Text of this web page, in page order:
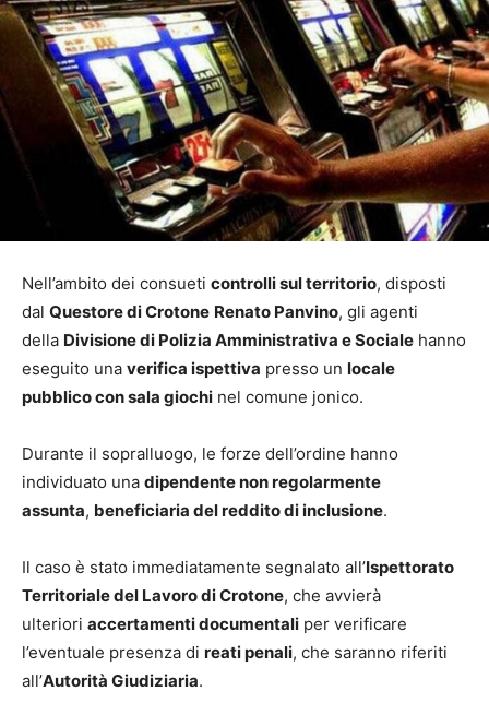
Nell’ambito dei consueti controlli sul territorio, disposti
dal Questore di Crotone Renato Panvino, gli agenti
della Divisione di Polizia Amministrativa e Sociale hanno
eseguito una verifica ispettiva presso un locale
pubblico con sala giochi nel comune jonico.
Durante il sopralluogo, le forze dell’ordine hanno
individuato una dipendente non regolarmente
assunta, beneficiaria del reddito di inclusione.
Il caso è stato immediatamente segnalato all’Ispettorato
Territoriale del Lavoro di Crotone, che avvierà
ulteriori accertamenti documentali per verificare
l’eventuale presenza di reati penali, che saranno riferiti
all’Autorità Giudiziaria.